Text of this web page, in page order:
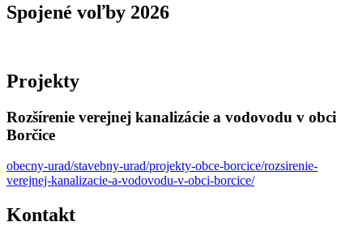
Spojené voľby 2026
Projekty
Rozšírenie verejnej kanalizácie a vodovodu v obci
Borčice
obecny-urad/stavebny-urad/projekty-obce-borcice/rozsirenie-
verejnej-kanalizacie-a-vodovodu-v-obci-borcice/
Kontakt